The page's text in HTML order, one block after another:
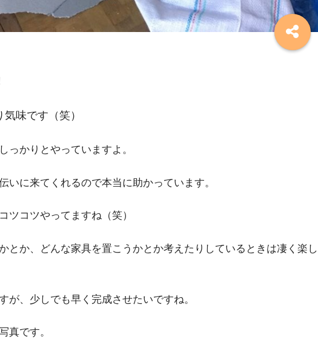
味です（笑）
っかりとやっていますよ。
いに来てくれるので本当に助かっています。
ツコツやってますね（笑）
とか、どんな家具を置こうかとか考えたりしているときは凄く楽し
が、少しでも早く完成させたいですね。
真です。